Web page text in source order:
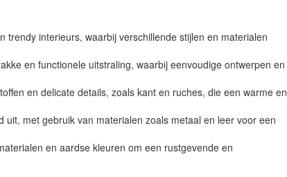
interieurs, waarbij verschillende stijlen en materialen
en functionele uitstraling, waarbij eenvoudige ontwerpen en
en delicate details, zoals kant en ruches, die een warme en
met gebruik van materialen zoals metaal en leer voor een
en aardse kleuren om een rustgevende en